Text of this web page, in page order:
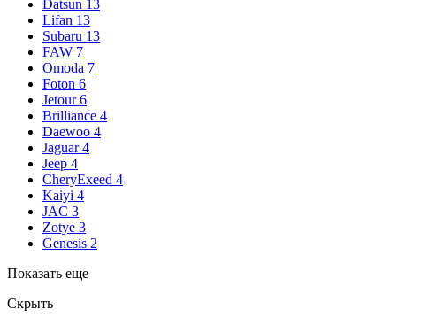
Datsun 13
Lifan 13
Subaru 13
FAW 7
Omoda 7
Foton 6
Jetour 6
Brilliance 4
Daewoo 4
Jaguar 4
Jeep 4
CheryExeed 4
Kaiyi 4
JAC 3
Zotye 3
Genesis 2
Показать еще
Скрыть